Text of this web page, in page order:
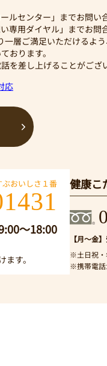
センター」までお問い
専用ダイヤル」までお問
層ご満足いただけるよう
おります。
差し上げることがござ
応
ぶおいしさ１番
～18:00
す。
健康こ
【月～金】
※土日祝・
※携帯電話